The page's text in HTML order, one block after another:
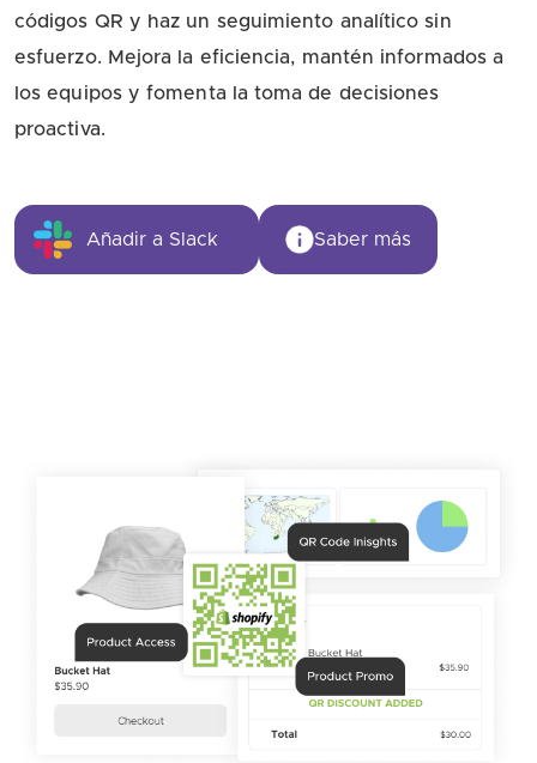
códigos QR y haz un seguimiento analítico sin
esfuerzo. Mejora la eficiencia, mantén informados a
los equipos y fomenta la toma de decisiones
proactiva.
Añadir a Slack Saber más